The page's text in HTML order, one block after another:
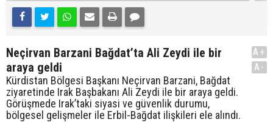
Neçirvan Barzani Bağdat’ta Ali Zeydi ile bir
araya geldi
Kürdistan Bölgesi Başkanı Neçirvan Barzani, Bağdat
ziyaretinde Irak Başbakanı Ali Zeydi ile bir araya geldi.
Görüşmede Irak’taki siyasi ve güvenlik durumu,
bölgesel gelişmeler ile Erbil-Bağdat ilişkileri ele alındı.
A+
A-